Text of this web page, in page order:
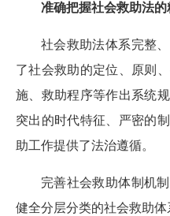
准确把握社会救助法
社会救助法体系完整
了社会救助的定位、原则
施、救助程序等作出系统
突出的时代特征、严密的
助工作提供了法治遵循。
完善社会救助体制机
健全分层分类的社会救助